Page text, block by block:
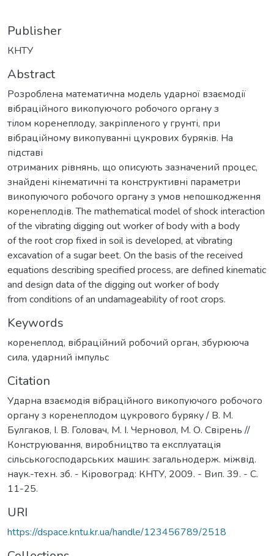
Publisher
КНТУ
Abstract
Розроблена математична модель ударної взаємодії
вібраційного викопуючого робочого органу з
тілом коренеплоду, закріпленого у грунті, при
вібраційному викопуванні цукрових буряків. На
підставі
отриманих рівнянь, що описують зазначений процес,
знайдені кінематичні та конструктивні параметри
викопуючого робочого органу з умов непошкодження
коренеплодів. The mathematical model of shock interaction
of the vibrating digging out worker of body with a body
of the root crop fixed in soil is developed, at vibrating
excavation of a sugar beet. On the basis of the received
equations describing specified process, are defined kinematic
and design data of the digging out worker of body
from conditions of an undamageability of root crops.
Keywords
коренеплод, вібраційний робочий орган, збурююча
сила, ударний імпульс
Citation
Ударна взаємодія вібраційного викопуючого робочого
органу з коренеплодом цукрового буряку / В. М.
Булгаков, І. В. Головач, М. І. Черновол, М. О. Свірень //
Конструювання, виробництво та експлуатація
сільськогосподарських машин: загальнодерж. міжвід.
наук.-техн. зб. - Кіровоград: КНТУ, 2009. - Вип. 39. - С.
11-25.
URI
https://dspace.kntu.kr.ua/handle/123456789/2518